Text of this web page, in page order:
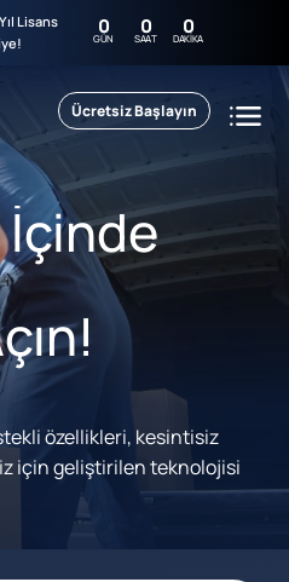
Lisans
0
GÜN 0
SAAT 0
DAKIKA
Ücretsiz Başlayın
İçinde
özellikleri, kesintisiz
için geliştirilen teknolojisi